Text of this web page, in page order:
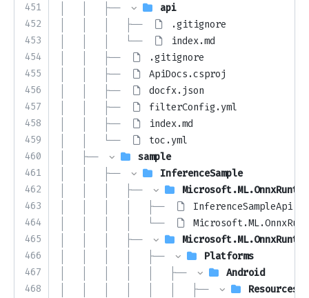
451
452
453
454
455
456
457
458
459
460
461
462
463
464
465
466
467
468
│   │   ├──
api
│   │   │   ├──
.gitignore
│   │   │   └──
index.md
│   │   ├──
.gitignore
│   │   ├──
ApiDocs.csproj
│   │   ├──
docfx.json
│   │   ├──
filterConfig.yml
│   │   ├──
index.md
│   │   └──
toc.yml
│   ├──
sample
│   │   ├──
InferenceSample
│   │   │   ├──
│   │   │   │   ├──
InferenceSampleApi.cs
│   │   │   │   └──
│   │   │   ├──
│   │   │   │   ├──
Platforms
│   │   │   │   │   ├──
Android
│   │   │   │   │   │   ├──
Resources